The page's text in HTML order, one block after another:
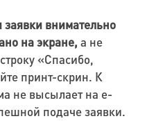
внимательно
на экране, а не
«Спасибо,
принт-скрин. К
не высылает на e-
подаче заявки.